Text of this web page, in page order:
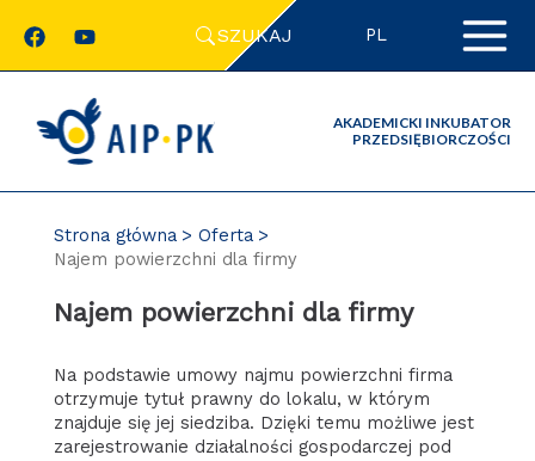
SZUKAJ PL
AKADEMICKI INKUBATOR
PRZEDSIĘBIORCZOŚCI
Strona główna
Oferta
Najem powierzchni dla firmy
Najem powierzchni dla firmy
Na podstawie umowy najmu powierzchni firma
otrzymuje tytuł prawny do lokalu, w którym
znajduje się jej siedziba. Dzięki temu możliwe jest
zarejestrowanie działalności gospodarczej pod